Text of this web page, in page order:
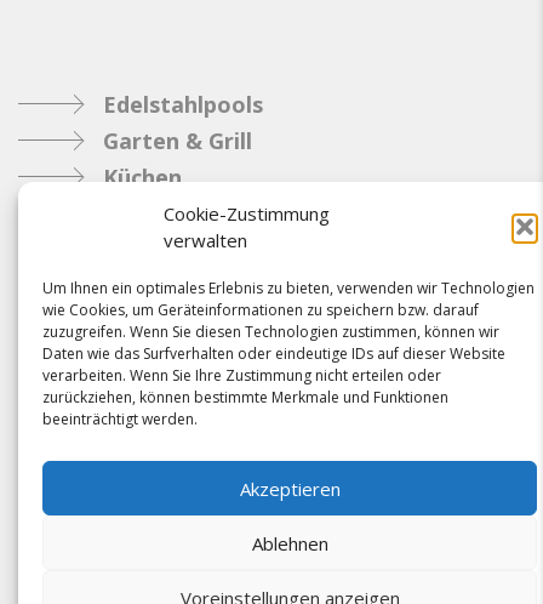
Cookie-Zustimmung
verwalten
Um Ihnen ein optimales Erlebnis zu bieten, verwenden wir Technologien
wie Cookies, um Geräteinformationen zu speichern bzw. darauf
zuzugreifen. Wenn Sie diesen Technologien zustimmen, können wir
Daten wie das Surfverhalten oder eindeutige IDs auf dieser Website
verarbeiten. Wenn Sie Ihre Zustimmung nicht erteilen oder
zurückziehen, können bestimmte Merkmale und Funktionen
beeinträchtigt werden.
Akzeptieren
Ablehnen
Voreinstellungen anzeigen
Edelstahlpools
Garten & Grill
Küchen
Metallbau
Industrie
Referenzen
News
Samacostyle.ch
Impressum
Kontakt
AGBs & Verbindlichkeiten